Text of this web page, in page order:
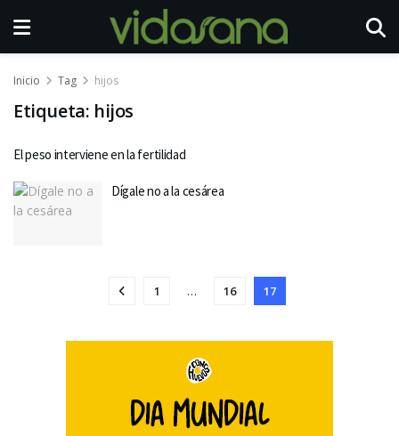
Inicio Tag hijos
Etiqueta: hijos
El peso interviene en la fertilidad
Dígale no a la cesárea
1 … 16 17